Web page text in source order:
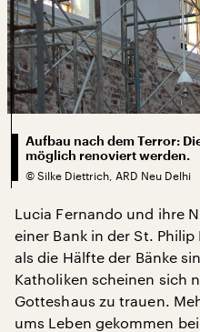
Aufbau nach dem Terror:
möglich renoviert werden.
© Silke Diettrich, ARD Neu Delhi
Lucia Fernando und ihre
einer Bank in der St.
als die Hälfte der Bänke
Katholiken scheinen sich
Gotteshaus zu trauen.
ums Leben gekommen